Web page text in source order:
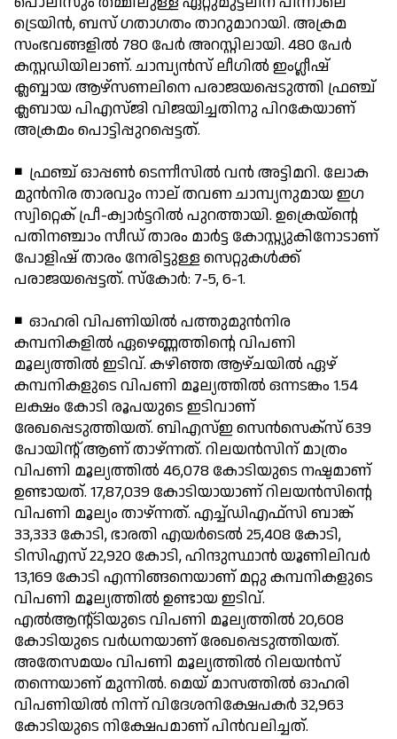
ട്രെയിന്‍, ബസ് ഗതാഗതം താറുമാറായി. അക്രമ
സംഭവങ്ങളില്‍ 780 പേര്‍ അറസ്റ്റിലായി. 480 പേര്‍
കസ്റ്റഡിയിലാണ്. ചാമ്പ്യന്‍സ് ലീഗില്‍ ഇംഗ്ലീഷ്
ക്ലബ്ബായ ആഴ്‌സണലിനെ പരാജയപ്പെടുത്തി ഫ്രഞ്ച്
ക്ലബായ പിഎസ്ജി വിജയിച്ചതിനു പിറകേയാണ്
അക്രമം പൊട്ടിപ്പുറപ്പെട്ടത്.
◾ ഫ്രഞ്ച് ഓപ്പണ്‍ ടെന്നീസില്‍ വന്‍ അട്ടിമറി. ലോക
മുന്‍നിര താരവും നാല് തവണ ചാമ്പ്യനുമായ ഇഗ
സ്വിറ്റെക് പ്രീ-ക്വാര്‍ട്ടറില്‍ പുറത്തായി. ഉക്രെയ്‌ന്റെ
പതിനഞ്ചാം സീഡ് താരം മാര്‍ട്ട കോസ്റ്റ്യുകിനോടാണ്
പോളിഷ് താരം നേരിട്ടുള്ള സെറ്റുകള്‍ക്ക്
പരാജയപ്പെട്ടത്. സ്‌കോര്‍: 7-5, 6-1.
◾ ഓഹരി വിപണിയില്‍ പത്തുമുന്‍നിര
കമ്പനികളില്‍ ഏഴെണ്ണത്തിന്റെ വിപണി
മൂല്യത്തില്‍ ഇടിവ്. കഴിഞ്ഞ ആഴ്ചയില്‍ ഏഴ്
കമ്പനികളുടെ വിപണി മൂല്യത്തില്‍ ഒന്നടങ്കം 1.54
ലക്ഷം കോടി രൂപയുടെ ഇടിവാണ്
രേഖപ്പെടുത്തിയത്. ബിഎസ്ഇ സെന്‍സെക്‌സ് 639
പോയിന്റ് ആണ് താഴ്ന്നത്. റിലയന്‍സിന് മാത്രം
വിപണി മൂല്യത്തില്‍ 46,078 കോടിയുടെ നഷ്ടമാണ്
ഉണ്ടായത്. 17,87,039 കോടിയായാണ് റിലയന്‍സിന്റെ
വിപണി മൂല്യം താഴ്ന്നത്. എച്ച്ഡിഎഫ്‌സി ബാങ്ക്
33,333 കോടി, ഭാരതി എയര്‍ടെല്‍ 25,408 കോടി,
ടിസിഎസ് 22,920 കോടി, ഹിന്ദുസ്ഥാന്‍ യൂണിലിവര്‍
13,169 കോടി എന്നിങ്ങനെയാണ് മറ്റു കമ്പനികളുടെ
വിപണി മൂല്യത്തില്‍ ഉണ്ടായ ഇടിവ്.
എല്‍ആന്റ്ടിയുടെ വിപണി മൂല്യത്തില്‍ 20,608
കോടിയുടെ വര്‍ധനയാണ് രേഖപ്പെടുത്തിയത്.
അതേസമയം വിപണി മൂല്യത്തില്‍ റിലയന്‍സ്
തന്നെയാണ് മുന്നില്‍. മെയ് മാസത്തില്‍ ഓഹരി
വിപണിയില്‍ നിന്ന് വിദേശനിക്ഷേപകര്‍ 32,963
കോടിയുടെ നിക്ഷേപമാണ് പിന്‍വലിച്ചത്.